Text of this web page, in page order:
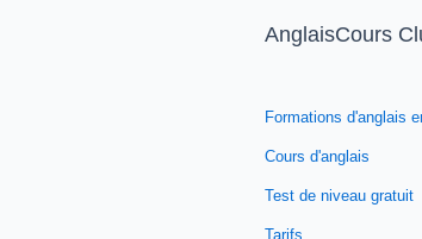
AnglaisCours
Formations d'anglais
Cours d'anglais
Test de niveau gratuit
Tarifs